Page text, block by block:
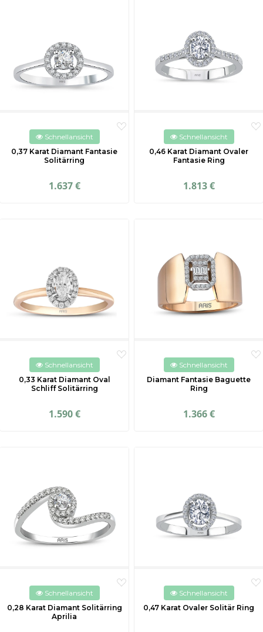
Schnellansicht
0,37 Karat Diamant Fantasie
Solitärring
1.637 €
Schnellansicht
0,46 Karat Diamant Ovaler
Fantasie Ring
1.813 €
Schnellansicht
0,33 Karat Diamant Oval
Schliff Solitärring
1.590 €
Schnellansicht
Diamant Fantasie Baguette
Ring
1.366 €
Schnellansicht
0,28 Karat Diamant Solitärring
Aprilia
Schnellansicht
0,47 Karat Ovaler Solitär Ring